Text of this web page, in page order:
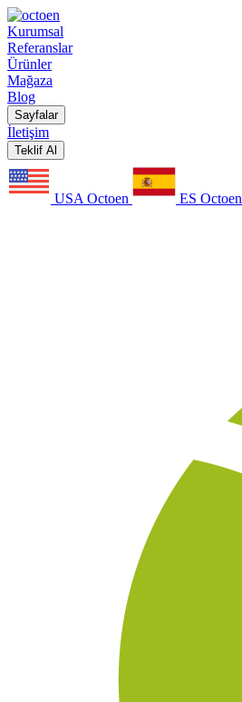
Kurumsal
Referanslar
Ürünler
Mağaza
Blog
Sayfalar
İletişim
Teklif Al
USA Octoen ES Octoen